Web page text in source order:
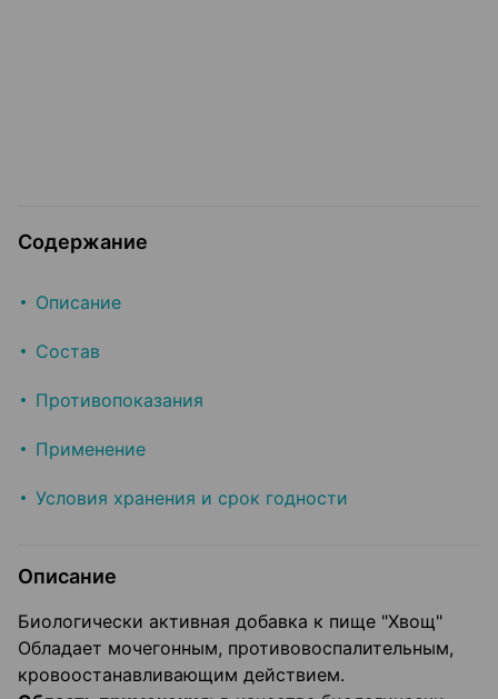
Содержание
Описание
Состав
Противопоказания
Применение
Условия хранения и срок годности
Описание
Биологически активная добавка к пище "Хвощ"
Обладает мочегонным, противовоспалительным,
кровоостанавливающим действием.